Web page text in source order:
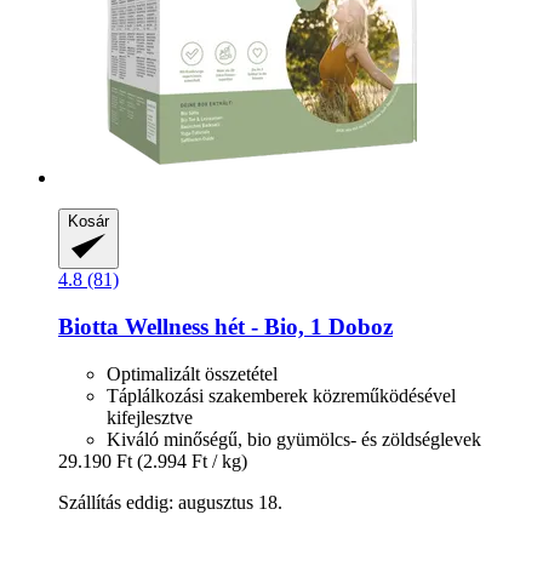
Kosár
4.8 (81)
Biotta Wellness hét -​ Bio, 1 Doboz
Optimalizált összetétel
Táplálkozási szakemberek közreműködésével
kifejlesztve
Kiváló minőségű, bio gyümölcs- és zöldséglevek
29.190 Ft (2.994 Ft / kg)
Szállítás eddig: augusztus 18.